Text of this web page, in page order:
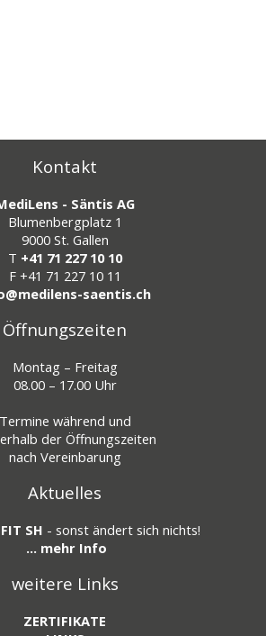
Kontakt
- Säntis AG
Blumenbergplatz 1
9000 St. Gallen
T +41 71 227 10 10
F +41 71 227 10 11
saentis.ch
Öffnungszeiten
Montag – Freitag
08.00 – 17.00 Uhr
Termine während und
der Öffnungszeiten
nach Vereinbarung
Aktuelles
FIT SH - sonst ändert sich nichts!
... mehr Info
weitere Links
ZERTIFIKATE